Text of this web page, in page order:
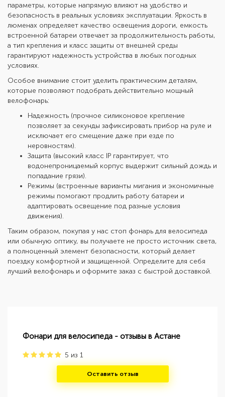
параметры, которые напрямую влияют на удобство и
безопасность в реальных условиях эксплуатации. Яркость в
люменах определяет качество освещения дороги, емкость
встроенной батареи отвечает за продолжительность работы,
а тип крепления и класс защиты от внешней среды
гарантируют надежность устройства в любых погодных
условиях.
Особое внимание стоит уделить практическим деталям,
которые позволяют подобрать действительно мощный
велофонарь:
Надежность (прочное силиконовое крепление
позволяет за секунды зафиксировать прибор на руле и
исключает его смещение даже при езде по
неровностям).
Защита (высокий класс IP гарантирует, что
водонепроницаемый корпус выдержит сильный дождь и
попадание грязи).
Режимы (встроенные варианты мигания и экономичные
режимы помогают продлить работу батареи и
адаптировать освещение под разные условия
движения).
Таким образом, покупая у нас стоп фонарь для велосипеда
или обычную оптику, вы получаете не просто источник света,
а полноценный элемент безопасности, который делает
поездку комфортной и защищенной. Определите для себя
лучший велофонарь и оформите заказ с быстрой доставкой.
Фонари для велосипеда - отзывы в Астане
5 из 1
Оставить отзыв